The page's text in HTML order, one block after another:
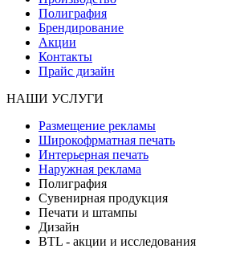
Полиграфия
Брендирование
Акции
Контакты
Прайс дизайн
НАШИ УСЛУГИ
Размещение рекламы
Широкофрматная печать
Интерьерная печать
Наружная реклама
Полиграфия
Сувенирная продукция
Печати и штампы
Дизайн
BTL - акции и исследования